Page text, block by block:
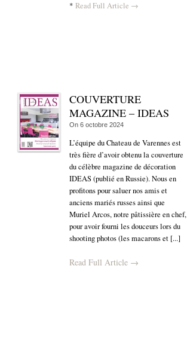
* Read Full Article →
COUVERTURE
MAGAZINE – IDEAS
On 6 octobre 2024
L’équipe du Chateau de Varennes est
très fière d’avoir obtenu la couverture
du célèbre magazine de décoration
IDEAS (publié en Russie). Nous en
profitons pour saluer nos amis et
anciens mariés russes ainsi que
Muriel Arcos, notre pâtissière en chef,
pour avoir fourni les douceurs lors du
shooting photos (les macarons et [...]
Read Full Article →